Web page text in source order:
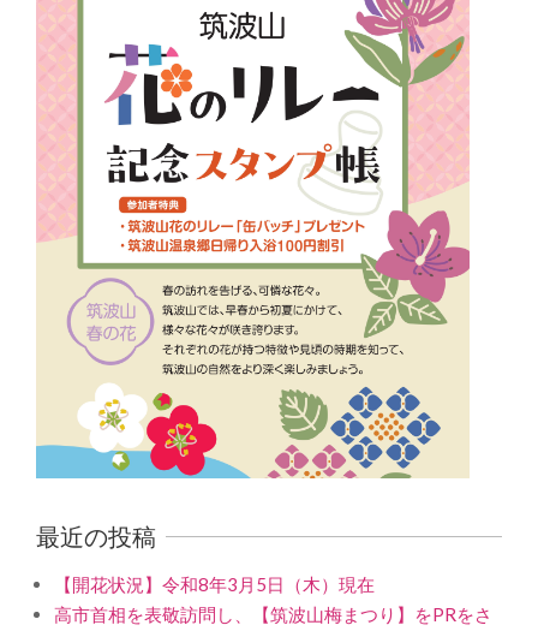
最近の投稿
【開花状況】令和8年3月5日（木）現在
高市首相を表敬訪問し、【筑波山梅まつり】をPRをさ